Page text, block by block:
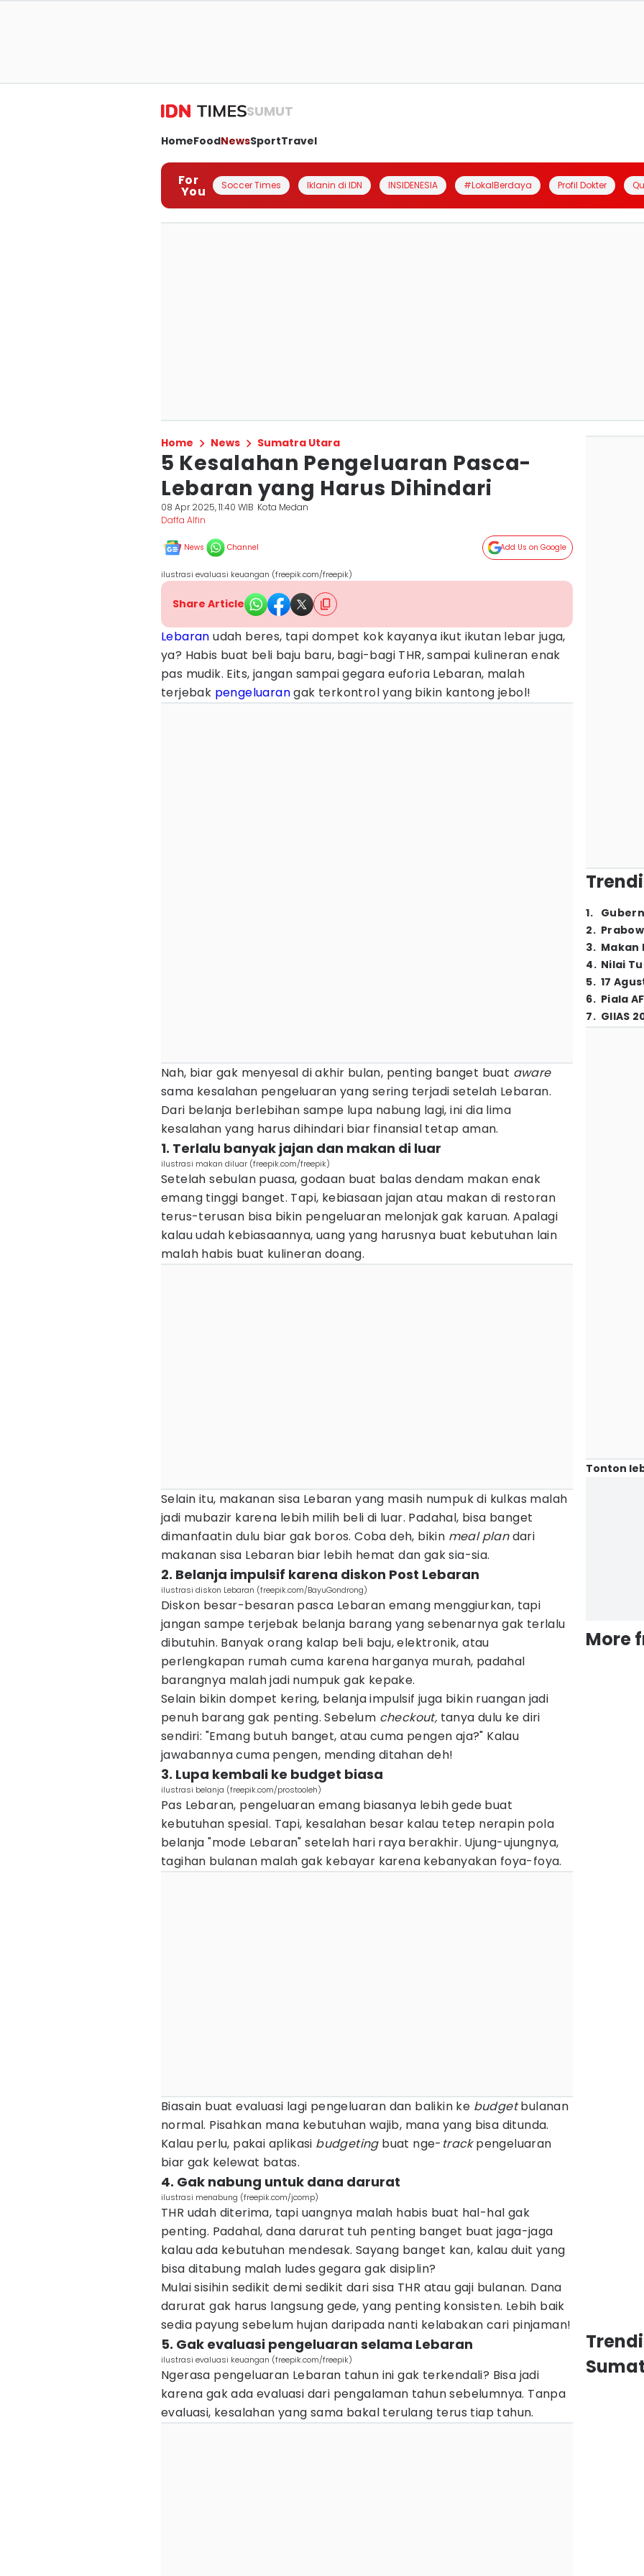
SUMUT
HomeFoodNewsSportTravel
For
You Soccer Times Iklanin di IDN INSIDENESIA #LokalBerdaya Profil Dokter
Home News Sumatra Utara
5 Kesalahan Pengeluaran Pasca-
Lebaran yang Harus Dihindari
08 Apr 2025, 11:40 WIB Kota Medan
Daffa Alfin
News Channel Add Us on Google
ilustrasi evaluasi keuangan (freepik.com/freepik)
Share Article
Lebaran udah beres, tapi dompet kok kayanya ikut ikutan lebar juga,
ya? Habis buat beli baju baru, bagi-bagi THR, sampai kulineran enak
pas mudik. Eits, jangan sampai gegara euforia Lebaran, malah
terjebak pengeluarangak terkontrol yang bikin kantong jebol!
Nah, biar gak menyesal di akhir bulan, penting banget buat aware
sama kesalahan pengeluaran yang sering terjadi setelah Lebaran.
Dari belanja berlebihan sampe lupa nabung lagi, ini dia lima
kesalahan yang harus dihindari biar finansial tetap aman.
1. Terlalu banyak jajan dan makan di luar
ilustrasi makan diluar (freepik.com/freepik)
Setelah sebulan puasa, godaan buat balas dendam makan enak
emang tinggi banget. Tapi, kebiasaan jajan atau makan di restoran
terus-terusan bisa bikin pengeluaran melonjak gak karuan. Apalagi
kalau udah kebiasaannya, uang yang harusnya buat kebutuhan lain
malah habis buat kulineran doang.
Selain itu, makanan sisa Lebaran yang masih numpuk di kulkas malah
jadi mubazir karena lebih milih beli di luar. Padahal, bisa banget
dimanfaatin dulu biar gak boros. Coba deh, bikin meal plandari
makanan sisa Lebaran biar lebih hemat dan gak sia-sia.
2. Belanja impulsif karena diskon Post Lebaran
ilustrasi diskon Lebaran (freepik.com/BayuGondrong)
Diskon besar-besaran pasca Lebaran emang menggiurkan, tapi
jangan sampe terjebak belanja barang yang sebenarnya gak terlalu
dibutuhin. Banyak orang kalap beli baju, elektronik, atau
perlengkapan rumah cuma karena harganya murah, padahal
barangnya malah jadi numpuk gak kepake.
Selain bikin dompet kering, belanja impulsif juga bikin ruangan jadi
penuh barang gak penting. Sebelum checkout, tanya dulu ke diri
sendiri: "Emang butuh banget, atau cuma pengen aja?" Kalau
jawabannya cuma pengen, mending ditahan deh!
3. Lupa kembali ke budget biasa
ilustrasi belanja (freepik.com/prostooleh)
Pas Lebaran, pengeluaran emang biasanya lebih gede buat
kebutuhan spesial. Tapi, kesalahan besar kalau tetep nerapin pola
belanja "mode Lebaran" setelah hari raya berakhir. Ujung-ujungnya,
tagihan bulanan malah gak kebayar karena kebanyakan foya-foya.
Biasain buat evaluasi lagi pengeluaran dan balikin ke budgetbulanan
normal. Pisahkan mana kebutuhan wajib, mana yang bisa ditunda.
Kalau perlu, pakai aplikasi budgetingbuat nge- trackpengeluaran
biar gak kelewat batas.
4. Gak nabung untuk dana darurat
ilustrasi menabung (freepik.com/jcomp)
THR udah diterima, tapi uangnya malah habis buat hal-hal gak
penting. Padahal, dana darurat tuh penting banget buat jaga-jaga
kalau ada kebutuhan mendesak. Sayang banget kan, kalau duit yang
bisa ditabung malah ludes gegara gak disiplin?
Mulai sisihin sedikit demi sedikit dari sisa THR atau gaji bulanan. Dana
darurat gak harus langsung gede, yang penting konsisten. Lebih baik
sedia payung sebelum hujan daripada nanti kelabakan cari pinjaman!
5. Gak evaluasi pengeluaran selama Lebaran
ilustrasi evaluasi keuangan (freepik.com/freepik)
Ngerasa pengeluaran Lebaran tahun ini gak terkendali? Bisa jadi
karena gak ada evaluasi dari pengalaman tahun sebelumnya. Tanpa
evaluasi, kesalahan yang sama bakal terulang terus tiap tahun.
1.
2.
3. Makan
4. Nilai
5. 17
6. Piala
7. GIIAS
Tonton
More